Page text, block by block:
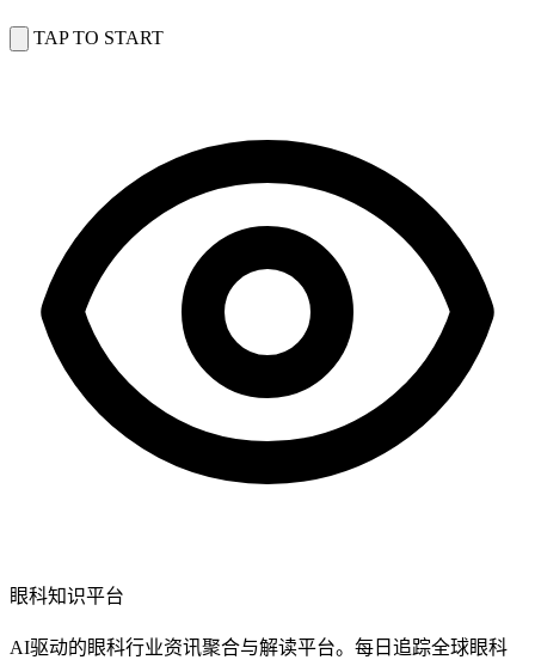
TAP TO START
眼科知识平台
AI驱动的眼科行业资讯聚合与解读平台。每日追踪全球眼科